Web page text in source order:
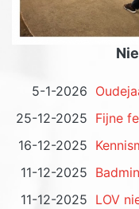
5-1-2026
25-12-2025 Fijne
16-12-2025
11-12-2025
11-12-2025 LOV